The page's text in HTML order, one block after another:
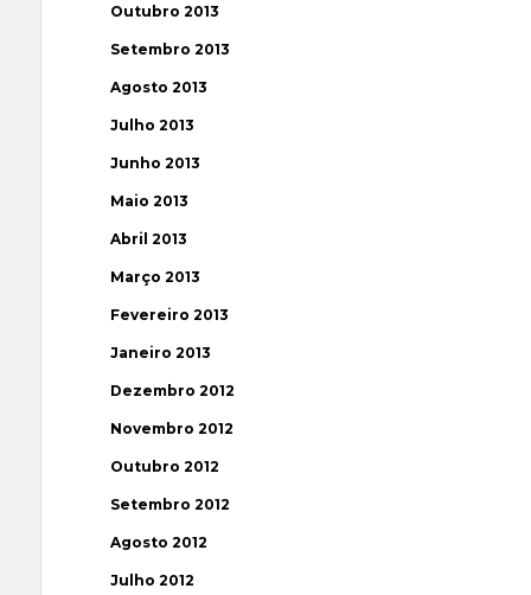
Outubro 2013
Setembro 2013
Agosto 2013
Julho 2013
Junho 2013
Maio 2013
Abril 2013
Março 2013
Fevereiro 2013
Janeiro 2013
Dezembro 2012
Novembro 2012
Outubro 2012
Setembro 2012
Agosto 2012
Julho 2012